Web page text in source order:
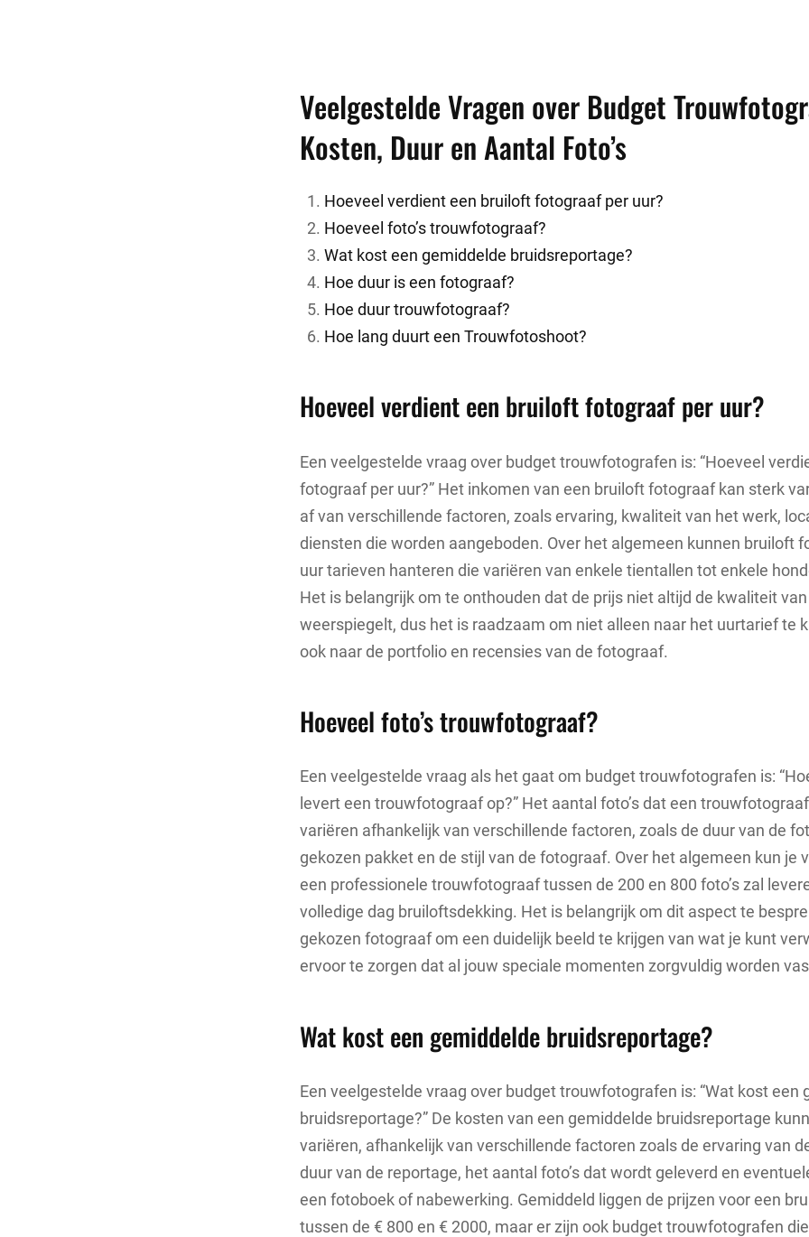
Veelgestelde Vragen over Budget
Kosten, Duur en Aantal Foto’s
Hoeveel verdient een bruiloft fotograaf per uur?
Hoeveel foto’s trouwfotograaf?
Wat kost een gemiddelde bruidsreportage?
Hoe duur is een fotograaf?
Hoe duur trouwfotograaf?
Hoe lang duurt een Trouwfotoshoot?
Hoeveel verdient een bruiloft fotograaf per uur?
Een veelgestelde vraag over budget trouwfotografen is: “Hoeveel
fotograaf per uur?” Het inkomen van een bruiloft fotograaf kan sterk
af van verschillende factoren, zoals ervaring, kwaliteit van het werk,
diensten die worden aangeboden. Over het algemeen kunnen bruiloft
uur tarieven hanteren die variëren van enkele tientallen tot enkele
Het is belangrijk om te onthouden dat de prijs niet altijd de kwaliteit
weerspiegelt, dus het is raadzaam om niet alleen naar het uurtarief te
ook naar de portfolio en recensies van de fotograaf.
Hoeveel foto’s trouwfotograaf?
Een veelgestelde vraag als het gaat om budget trouwfotografen is:
levert een trouwfotograaf op?” Het aantal foto’s dat een
variëren afhankelijk van verschillende factoren, zoals de duur van de
gekozen pakket en de stijl van de fotograaf. Over het algemeen kun je
een professionele trouwfotograaf tussen de 200 en 800 foto’s zal
volledige dag bruiloftsdekking. Het is belangrijk om dit aspect te
gekozen fotograaf om een duidelijk beeld te krijgen van wat je kunt
ervoor te zorgen dat al jouw speciale momenten zorgvuldig worden
Wat kost een gemiddelde bruidsreportage?
Een veelgestelde vraag over budget trouwfotografen is: “Wat kost een
bruidsreportage?” De kosten van een gemiddelde bruidsreportage
variëren, afhankelijk van verschillende factoren zoals de ervaring van
duur van de reportage, het aantal foto’s dat wordt geleverd en
een fotoboek of nabewerking. Gemiddeld liggen de prijzen voor een
tussen de € 800 en € 2000, maar er zijn ook budget trouwfotografen